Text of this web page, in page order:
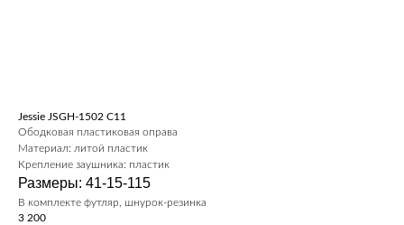
Jessie JSGH-1502 C11
Ободковая пластиковая оправа
Материал: литой пластик
Крепление заушника: пластик
Размеры: 41-15-115
В комплекте футляр, шнурок-резинка
3 200